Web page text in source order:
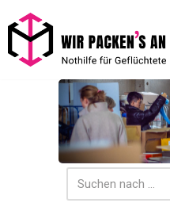
Zum
Inhalt